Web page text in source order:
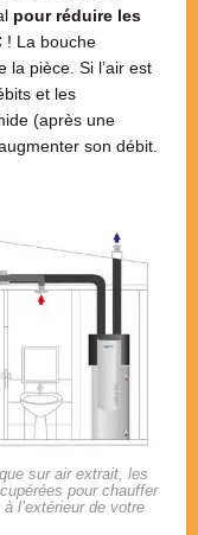
pour réduire les
! La bouche
la pièce. Si l’air est
et les
(après une
son débit.
sur air extrait, les
pour chauffer
l’extérieur de votre